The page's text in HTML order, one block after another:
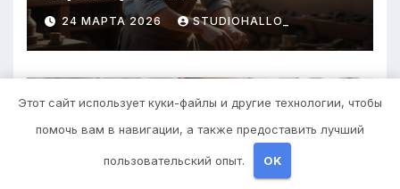
24 МАРТА 2026 STUDIOHALLO_
Оформление аккредитивов в
Этот сайт использует куки-файлы и другие технологии, чтобы
помочь вам в навигации, а также предоставить лучший
пользовательский опыт. OK